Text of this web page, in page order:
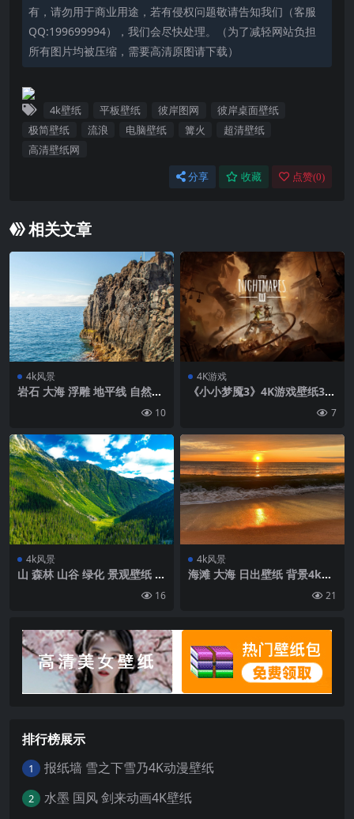
有，请勿用于商业用途，若有侵权问题敬请告知我们（客服
QQ:199699994），我们会尽快处理。（为了减轻网站负担
所有图片均被压缩，需要高清原图请下载）
4k壁纸 平板壁纸 彼岸图网
彼岸桌面壁纸
极简壁纸
流浪 电脑壁纸 篝火
超清壁纸
高清壁纸网
分享 收藏 点赞(0)
相关文章
4k风景
岩石 大海 浮雕 地平线 自然壁
10
4K游戏
《小小梦魇3》4K游戏壁纸38
7
4k风景
山 森林 山谷 绿化 景观壁纸 背
16
4k风景
海滩 大海 日出壁纸 背景4k高
21
排行榜展示
1 报纸墙 雪之下雪乃4K动漫壁纸
2 水墨 国风 剑来动画4K壁纸